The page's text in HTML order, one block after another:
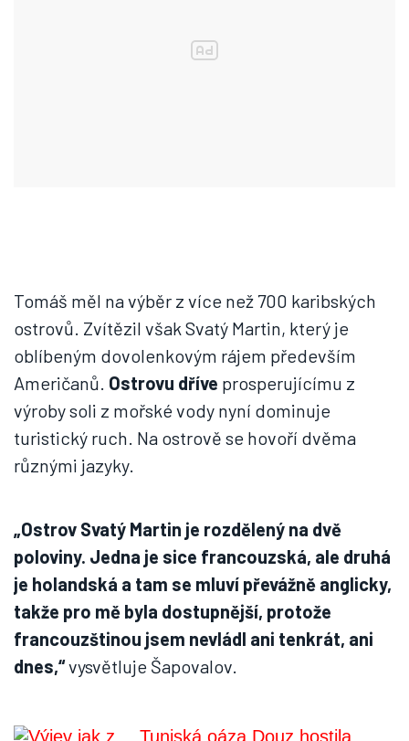
Tomáš měl na výběr z více než 700 karibských
ostrovů. Zvítězil však Svatý Martin, který je
oblíbeným dovolenkovým rájem především
Američanů. Ostrovu dříve prosperujícímu z
výroby soli z mořské vody nyní dominuje
turistický ruch. Na ostrově se hovoří dvěma
různými jazyky.
„Ostrov Svatý Martin je rozdělený na dvě
poloviny. Jedna je sice francouzská, ale druhá
je holandská a tam se mluví převážně anglicky,
takže pro mě byla dostupnější, protože
francouzštinou jsem nevládl ani tenkrát, ani
dnes,“vysvětluje Šapovalov.
Tuniská oáza Douz hostila